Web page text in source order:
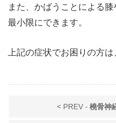
また、かばうことによる
最小限にできます。
上記の症状でお困りの方は
< PREV - 橈骨神